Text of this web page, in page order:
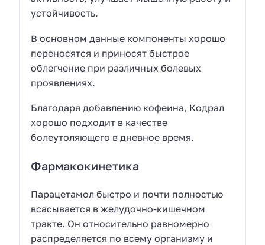
устойчивость.
В основном данные компоненты хорошо
переносятся и приносят быстрое
облегчение при различных болевых
проявлениях.
Благодаря добавлению кофеина, Кодрал
хорошо подходит в качестве
болеутоляющего в дневное время.
Фармакокинетика
Парацетамол быстро и почти полностью
всасывается в желудочно-кишечном
тракте. Он относительно равномерно
распределяется по всему организму и